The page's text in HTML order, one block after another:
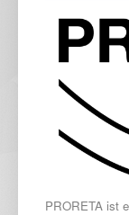
PRORETA ist